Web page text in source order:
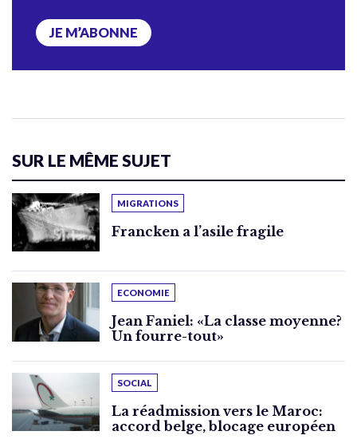
JE M’ABONNE
SUR LE MÊME SUJET
MIGRATIONS
Francken a l’asile fragile
ECONOMIE
Jean Faniel: «La classe moyenne?
Un fourre-tout»
SOCIAL
La réadmission vers le Maroc:
accord belge, blocage européen